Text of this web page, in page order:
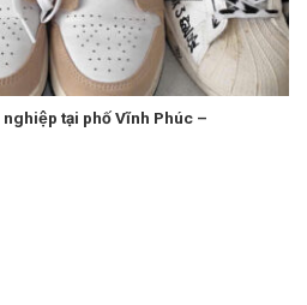
tại phố Vĩnh Phúc –